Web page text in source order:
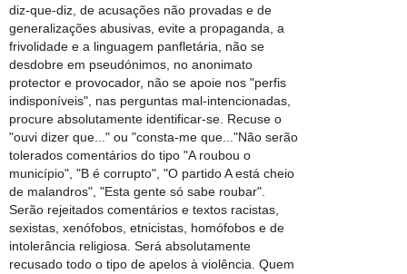
diz-que-diz, de acusações não provadas e de
generalizações abusivas, evite a propaganda, a
frivolidade e a linguagem panfletária, não se
desdobre em pseudónimos, no anonimato
protector e provocador, não se apoie nos "perfis
indisponíveis", nas perguntas mal-intencionadas,
procure absolutamente identificar-se. Recuse o
"ouvi dizer que..." ou "consta-me que..."Não serão
tolerados comentários do tipo "A roubou o
município", "B é corrupto", "O partido A está cheio
de malandros", "Esta gente só sabe roubar".
Serão rejeitados comentários e textos racistas,
sexistas, xenófobos, etnicistas, homófobos e de
intolerância religiosa. Será absolutamente
recusado todo o tipo de apelos à violência. Quem